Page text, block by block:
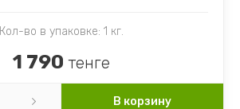
Кол-во в упаковке: 1 кг.
1 790 тенге
В корзину